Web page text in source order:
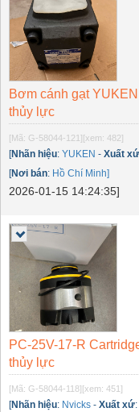
Bơm cánh gạt
thủy lực
[Mã: G-58044-121][xem: 482]
[Nhãn hiệu: YUKEN - Xuất xứ
[Nơi bán: Hồ Chí Minh]
2026-01-15 14:24:35]
PC-25V-17-R
thủy lực
[Mã: G-58044-118][xem: 451]
[Nhãn hiệu: Nvicks - Xuất xứ: